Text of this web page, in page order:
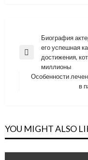
Навигация
по
записям
Previous
Биография
его успешная
достижения,
миллионы
Особенности
в
YOU MIGHT ALSO